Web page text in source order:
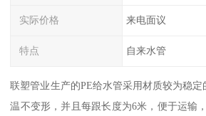
实际价格 来电面议
特点 自来水管
联塑管业生产的PE给水管采用材质较为稳
温不变形，并且每跟长度为6米，便于运输